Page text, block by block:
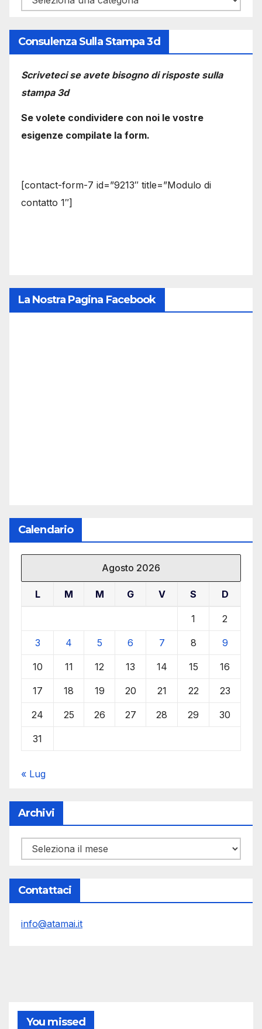
Consulenza Sulla Stampa 3d
Scriveteci se avete bisogno di risposte sulla
stampa 3d
Se volete condividere con noi le vostre
esigenze compilate la form.
[contact-form-7 id=”9213″ title=”Modulo di
contatto 1″]
La Nostra Pagina Facebook
Calendario
Agosto 2026
L M M G V S D
1 2
3 4 5 6 7 8 9
10 11 12 13 14 15 16
17 18 19 20 21 22 23
24 25 26 27 28 29 30
31
« Lug
Archivi
Archivi
Contattaci
info@atamai.it
You missed